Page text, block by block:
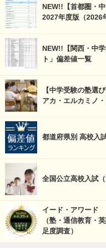
NEW!!【首都圏・
2027年度版（2026
NEW!!【関西・中
ト」偏差値一覧
【中学受験の塾選
アカ・エルカミノ
都道府県別 高校入
全国公立高校入試
イード・アワード
（塾・通信教育・
足度調査）